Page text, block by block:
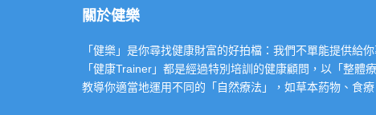
關於健樂
「健樂」是你尋找健康財富的好拍檔：我們不單能提供
「健康Trainer」都是經過特別培訓的健康顧問，以「整體
教導你適當地運用不同的「自然療法」，如草本葯物、食